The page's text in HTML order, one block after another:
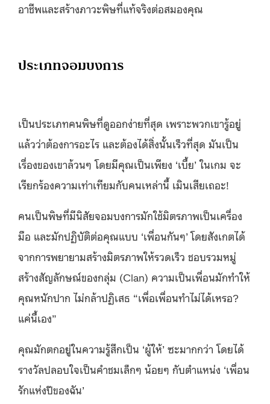
อาชีพและสร้างภาวะพิษที่แท้จริงต่อสมองคุณ
ประเภทจอมบงการ
เป็นประเภทคนพิษที่ดูออกง่ายที่สุด เพราะพวกเขารู้อยู่
แล้วว่าต้องการอะไร และต้องได้สิ่งนั้นเร็วที่สุด มันเป็น
เรื่องของเขาล้วนๆ โดยมีคุณเป็นเพียง ‘เบี้ย’ ในเกม จะ
เรียกร้องความเท่าเทียมกับคนเหล่านี้ เมินเสียเถอะ!
คนเป็นพิษที่มีนิสัยจอมบงการมักใช้มิตรภาพเป็นเครื่อง
มือ และมักปฏิบัติต่อคุณแบบ ‘เพื่อนกันๆ’ โดยสังเกตได้
จากการพยายามสร้างมิตรภาพให้รวดเร็ว ชอบรวมหมู่
สร้างสัญลักษณ์ของกลุ่ม (Clan) ความเป็นเพื่อนมักทำให้
คุณหนักปาก ไม่กล้าปฏิเสธ “เพื่อเพื่อนทำไม่ได้เหรอ?
แค่นี้เอง”
คุณมักตกอยู่ในความรู้สึกเป็น ‘ผู้ให้’ ซะมากกว่า โดยได้
รางวัลปลอบใจเป็นคำชมเล็กๆ น้อยๆ กับตำแหน่ง ‘เพื่อน
รักแห่งปีของฉัน’